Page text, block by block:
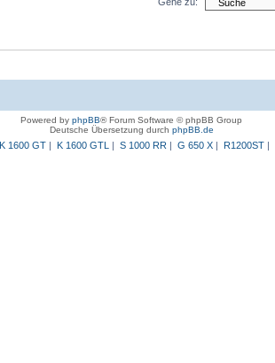
Powered by phpBB® Forum Software © phpBB Group
Deutsche Übersetzung durch phpBB.de
K 1600 GT| K 1600 GTL | S 1000 RR | G 650 X| R1200ST|